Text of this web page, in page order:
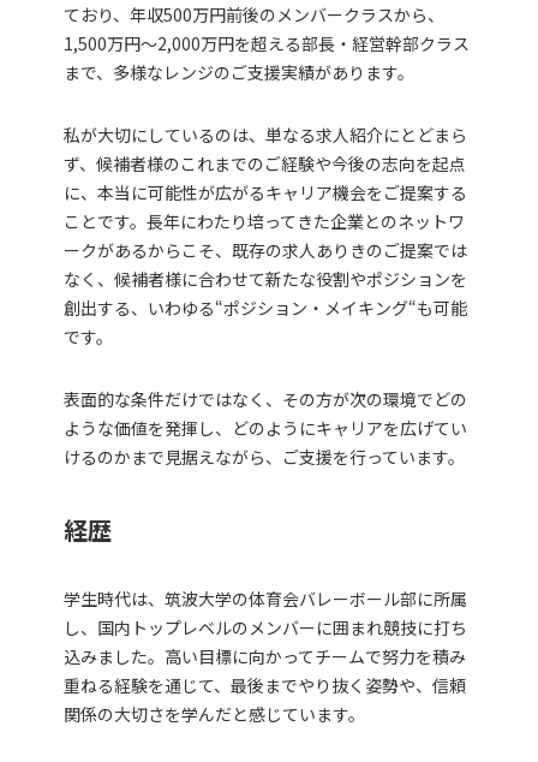
ており、年収500万円前後のメンバークラスから、
1,500万円～2,000万円を超える部長・経営幹部クラス
まで、多様なレンジのご支援実績があります。
私が大切にしているのは、単なる求人紹介にとどまら
ず、候補者様のこれまでのご経験や今後の志向を起点
に、本当に可能性が広がるキャリア機会をご提案する
ことです。長年にわたり培ってきた企業とのネットワ
ークがあるからこそ、既存の求人ありきのご提案では
なく、候補者様に合わせて新たな役割やポジションを
創出する、いわゆる“ポジション・メイキング“も可能
です。
表面的な条件だけではなく、その方が次の環境でどの
ような価値を発揮し、どのようにキャリアを広げてい
けるのかまで見据えながら、ご支援を行っています。
経歴
学生時代は、筑波大学の体育会バレーボール部に所属
し、国内トップレベルのメンバーに囲まれ競技に打ち
込みました。高い目標に向かってチームで努力を積み
重ねる経験を通じて、最後までやり抜く姿勢や、信頼
関係の大切さを学んだと感じています。